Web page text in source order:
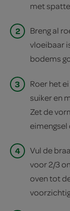
met
2
Breng al
vloeibaar
bodems
3
Roer het
suiker en
Zet de
eimengsel
4
Vul de
voor 2/3
oven tot